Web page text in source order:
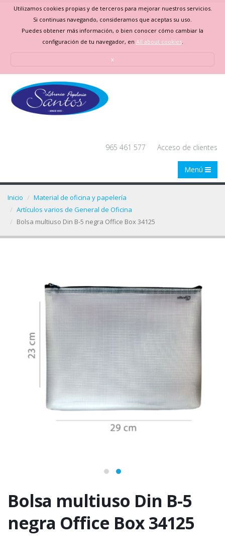
Utilizamos cookies propias y de terceros para mejorar nuestros servicios.
Si continuas navegando, consideramos que aceptas su uso.
Puedes obtener más información, o bien conocer cómo cambiar la
configuración de tu navegador, en All about cookies.
x
965 461 577 Acceso de clientes
Menú
Inicio
Material de oficina y papelería
Artículos varios de General de Oficina
Bolsa multiuso Din B-5 negra Office Box 34125
Bolsa multiuso Din B-5
negra Office Box 34125